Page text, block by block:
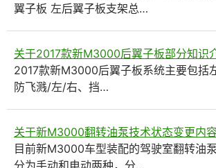
翼子板 左后翼子板支架总…
关于2017款新M3000后翼子板部分知识
2017款新M3000后翼子板系统主要包括
防飞溅/左/右、挡…
关于新M3000翻转油泵技术状态变更内
目前新M3000车型装配的驾驶室翻转油
分为手动和电动两种，分…